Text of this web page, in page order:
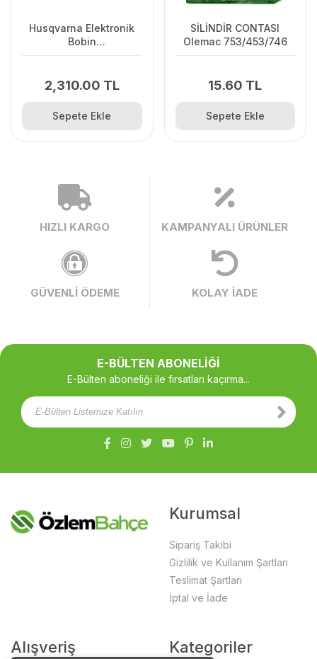
Husqvarna Elektronik
Bobin
2,310.00 TL
Sepete Ekle
SİLİNDİR CONTASI
Olemac 753/453/746
15.60 TL
Sepete Ekle
HIZLI KARGO KAMPANYALI ÜRÜNLER
GÜVENLİ ÖDEME KOLAY İADE
E-BÜLTEN ABONELİĞİ
E-Bülten aboneliği ile fırsatları kaçırma...
Kurumsal
Sipariş Takibi
Gizlilik ve Kullanım Şartları
Teslimat Şartları
İptal ve İade
Alışveriş Kategoriler